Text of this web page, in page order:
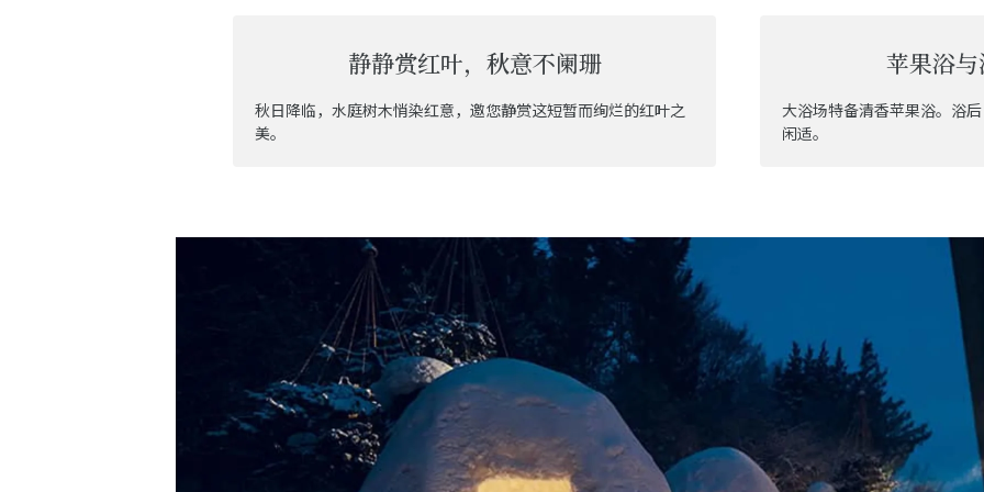
静静赏红叶，秋意不阑珊
秋日降临，水庭树木悄染红意，邀您静赏这短暂而绚烂的红叶之
美。
苹果浴
大浴场特备清香苹果浴。浴
闲适。